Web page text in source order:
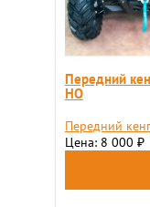
Передний
HO
Передний
Цена: 8 000 ₽